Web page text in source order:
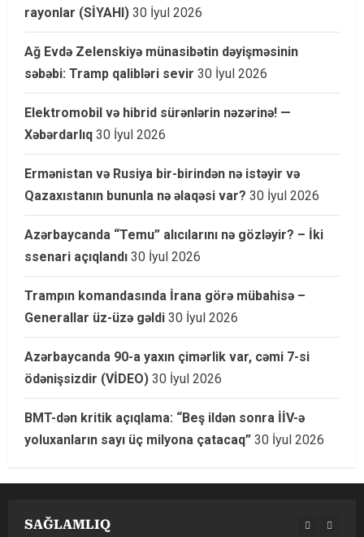
rayonlar (SİYAHI) 30 İyul 2026
Ağ Evdə Zelenskiyə münasibətin dəyişməsinin
səbəbi: Tramp qalibləri sevir 30 İyul 2026
Elektromobil və hibrid sürənlərin nəzərinə! —
Xəbərdarlıq 30 İyul 2026
Ermənistan və Rusiya bir-birindən nə istəyir və
Qazaxıstanın bununla nə əlaqəsi var? 30 İyul 2026
Azərbaycanda “Temu” alıcılarını nə gözləyir? – İki
ssenari açıqlandı 30 İyul 2026
Trampın komandasında İrana görə mübahisə –
Generallar üz-üzə gəldi 30 İyul 2026
Azərbaycanda 90-a yaxın çimərlik var, cəmi 7-si
ödənişsizdir (VİDEO) 30 İyul 2026
BMT-dən kritik açıqlama: “Beş ildən sonra İİV-ə
yoluxanların sayı üç milyona çatacaq” 30 İyul 2026
SAĞLAMLIQ